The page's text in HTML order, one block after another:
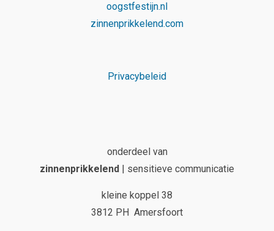
oogstfestijn.nl
zinnenprikkelend.com
Privacybeleid
onderdeel van
zinnenprikkelend
| sensitieve communicatie
kleine koppel 38
3812 PH Amersfoort